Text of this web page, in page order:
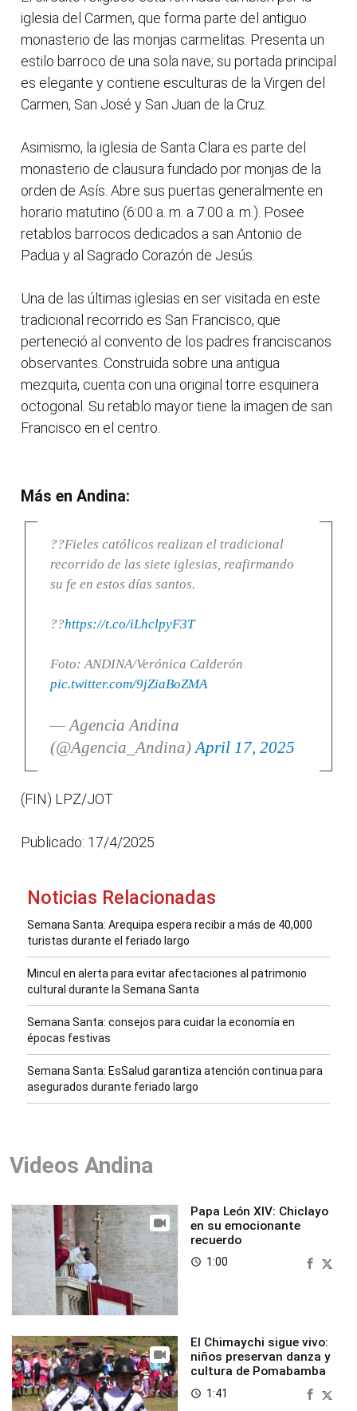
iglesia del Carmen, que forma parte del antiguo
monasterio de las monjas carmelitas. Presenta un
estilo barroco de una sola nave; su portada principal
es elegante y contiene esculturas de la Virgen del
Carmen, San José y San Juan de la Cruz.
Asimismo, la iglesia de Santa Clara es parte del
monasterio de clausura fundado por monjas de la
orden de Asís. Abre sus puertas generalmente en
horario matutino (6:00 a. m. a 7:00 a. m.). Posee
retablos barrocos dedicados a san Antonio de
Padua y al Sagrado Corazón de Jesús.
Una de las últimas iglesias en ser visitada en este
tradicional recorrido es San Francisco, que
perteneció al convento de los padres franciscanos
observantes. Construida sobre una antigua
mezquita, cuenta con una original torre esquinera
octogonal. Su retablo mayor tiene la imagen de san
Francisco en el centro.
Más en Andina:
??Fieles católicos realizan el tradicional
recorrido de las siete iglesias, reafirmando
su fe en estos días santos.
??https://t.co/iLhclpyF3T
Foto: ANDINA/Verónica Calderón
pic.twitter.com/9jZiaBoZMA
— Agencia Andina
(@Agencia_Andina)April 17, 2025
(FIN) LPZ/JOT
Publicado: 17/4/2025
Noticias Relacionadas
Semana Santa: Arequipa espera recibir a más de 40,000
turistas durante el feriado largo
Mincul en alerta para evitar afectaciones al patrimonio
cultural durante la Semana Santa
Semana Santa: consejos para cuidar la economía en
épocas festivas
Semana Santa: EsSalud garantiza atención continua para
asegurados durante feriado largo
Videos Andina
Papa León XIV: Chiclayo
en su emocionante
recuerdo
access_time 1:00
El Chimaychi sigue vivo:
niños preservan danza y
cultura de Pomabamba
access_time 1:41